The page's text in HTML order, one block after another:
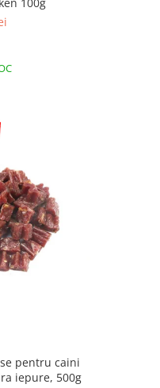
pentru caini
iepure, 500g